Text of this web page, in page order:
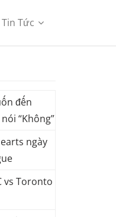
Tin Tức
đến
“Không”
ngày
vs Toronto